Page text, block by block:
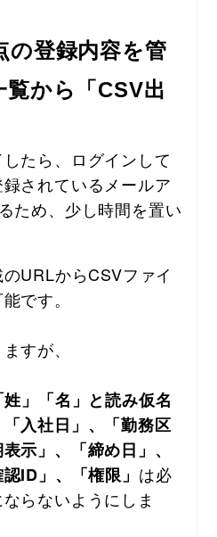
の登録内容を管
覧から「CSV出
たら、
ログインして
されているメールア
ため、少し時間を置い
URLからCSVファイ
です。
すが、
姓」「名」と読み仮名
「入社日」、「勤務区
示」、「締め日」、
ID」、「権限」 は必
らないようにしま